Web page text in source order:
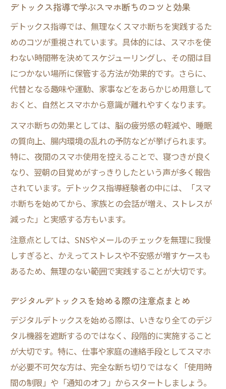
デトックス指導で学ぶスマホ断ちのコツと効果
デトックス指導では、無理なくスマホ断ちを実践するた
めのコツが重視されています。具体的には、スマホを使
わない時間帯を決めてスケジューリングし、その間は目
につかない場所に保管する方法が効果的です。さらに、
代替となる趣味や運動、家事などをあらかじめ用意して
おくと、自然とスマホから意識が離れやすくなります。
スマホ断ちの効果としては、脳の疲労感の軽減や、睡眠
の質向上、腸内環境の乱れの予防などが挙げられます。
特に、夜間のスマホ使用を控えることで、寝つきが良く
なり、翌朝の目覚めがすっきりしたという声が多く報告
されています。デトックス指導経験者の中には、「スマ
ホ断ちを始めてから、家族との会話が増え、ストレスが
減った」と実感する方もいます。
注意点としては、SNSやメールのチェックを無理に我慢
しすぎると、かえってストレスや不安感が増すケースも
あるため、無理のない範囲で実践することが大切です。
デジタルデトックスを始める際の注意点まとめ
デジタルデトックスを始める際は、いきなり全てのデジ
タル機器を遮断するのではなく、段階的に実施すること
が大切です。特に、仕事や家庭の連絡手段としてスマホ
が必要不可欠な方は、完全な断ち切りではなく「使用時
間の制限」や「通知のオフ」からスタートしましょう。